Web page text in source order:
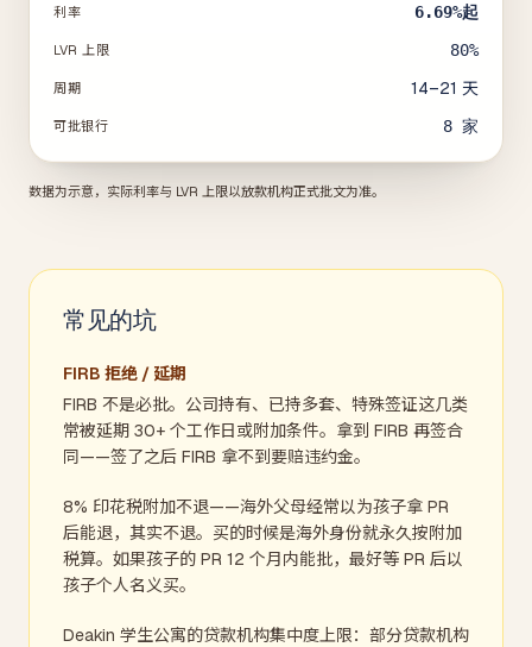
利率 6.69%起
LVR 上限 80%
周期 14–21 天
可批银行 8 家
数据为示意，实际利率与 LVR 上限以放款机构正式批文为准。
常见的坑
FIRB 拒绝 / 延期
FIRB 不是必批。公司持有、已持多套、特殊签证这几类
常被延期 30+ 个工作日或附加条件。拿到 FIRB 再签合
同——签了之后 FIRB 拿不到要赔违约金。
8% 印花税附加不退——海外父母经常以为孩子拿 PR
后能退，其实不退。买的时候是海外身份就永久按附加
税算。如果孩子的 PR 12 个月内能批，最好等 PR 后以
孩子个人名义买。
Deakin 学生公寓的贷款机构集中度上限：部分贷款机构